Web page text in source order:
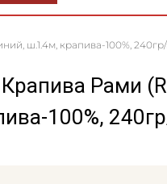
ш.1.4м, крапива-100%,
Рами
100%,